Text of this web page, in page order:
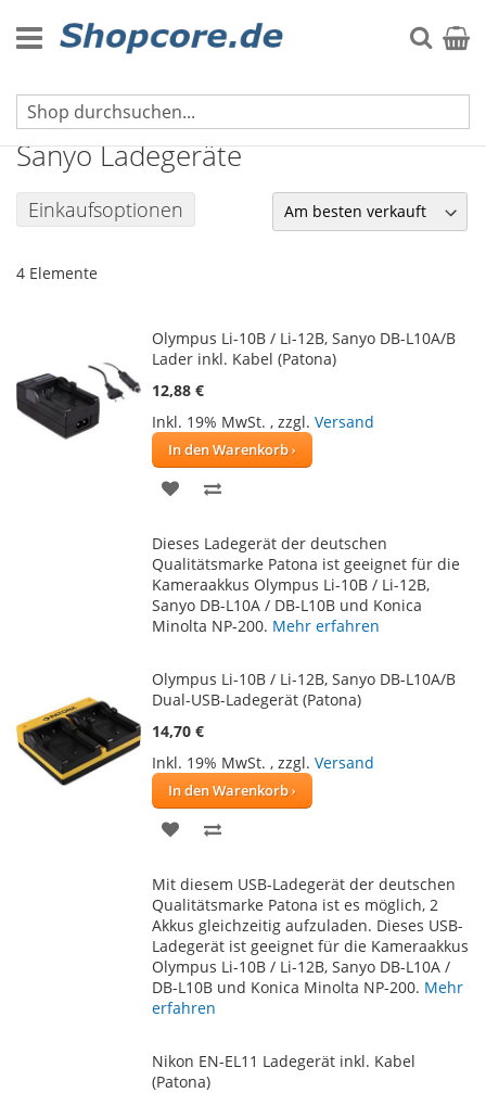
Inhalt
springen
Suche
Mein
Ladegeräte für Kameras
Sanyo Ladegeräte
Einkaufsoptionen
4 Elemente
Olympus Li-10B / Li-12B, Sanyo DB-L10A/B
Lader inkl. Kabel (Patona)
12,88 €
Inkl. 19% MwSt. , zzgl. Versand
In den Warenkorb
ZUR
HINZUFÜGEN
HINZUFÜGEN
Dieses Ladegerät der deutschen
Qualitätsmarke Patona ist geeignet für die
Kameraakkus Olympus Li-10B / Li-12B,
Sanyo DB-L10A / DB-L10B und Konica
Minolta NP-200. Mehr erfahren
Olympus Li-10B / Li-12B, Sanyo DB-L10A/B
Dual-USB-Ladegerät (Patona)
14,70 €
Inkl. 19% MwSt. , zzgl. Versand
In den Warenkorb
ZUR
HINZUFÜGEN
HINZUFÜGEN
Mit diesem USB-Ladegerät der deutschen
Qualitätsmarke Patona ist es möglich, 2
Akkus gleichzeitig aufzuladen. Dieses USB-
Ladegerät ist geeignet für die Kameraakkus
Olympus Li-10B / Li-12B, Sanyo DB-L10A /
DB-L10B und Konica Minolta NP-200. Mehr
erfahren
Nikon EN-EL11 Ladegerät inkl. Kabel
(Patona)